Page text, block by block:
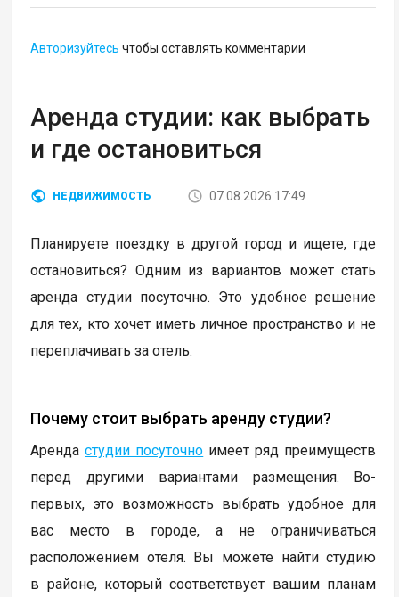
Авторизуйтесь чтобы оставлять комментарии
Аренда студии: как выбрать
и где остановиться
НЕДВИЖИМОСТЬ 07.08.2026 17:49
Планируете поездку в другой город и ищете, где
остановиться? Одним из вариантов может стать
аренда студии посуточно. Это удобное решение
для тех, кто хочет иметь личное пространство и не
переплачивать за отель.
Почему стоит выбрать аренду студии?
Арендастудии посуточно имеет ряд преимуществ
перед другими вариантами размещения. Во-
первых, это возможность выбрать удобное для
вас место в городе, а не ограничиваться
расположением отеля. Вы можете найти студию
в районе, который соответствует вашим планам